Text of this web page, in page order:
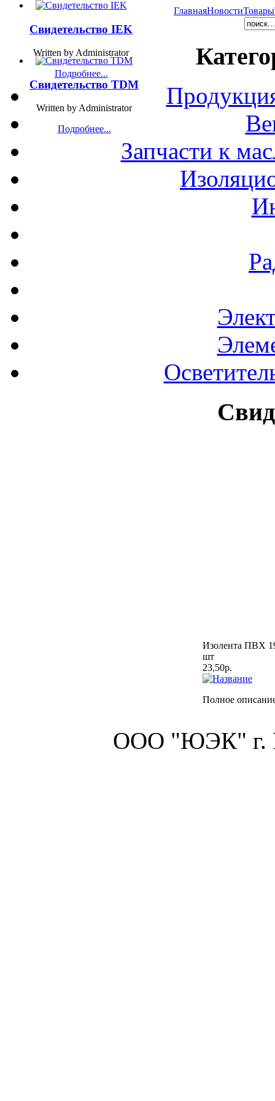
ГлавнаяНовостиТовары
Запчасти к
Свидетельство IEK
Written by Administrator
Подробнее...
Свидетельство TDM
Written by Administrator
Подробнее...
Изолента ПВХ
шт
23,50р.
Полное
ООО "ЮЭК" г.